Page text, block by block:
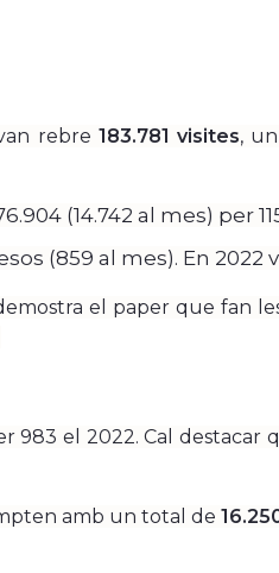
rebre 183.781 visites,
(14.742 al mes) per
(859 al mes). En 2022
el paper que fan
983 el 2022. Cal
amb un total de